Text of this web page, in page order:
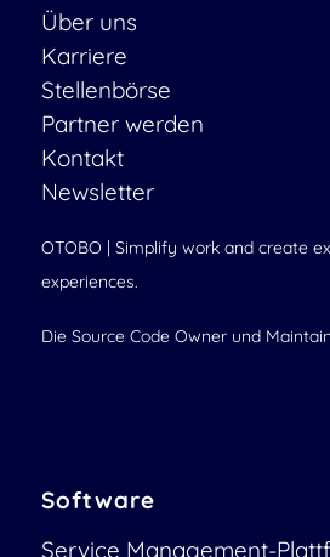
Über uns
Karriere
Stellenbörse
Partner werden
Kontakt
Newsletter
OTOBO | Simplify work and create
experiences.
Die Source Code Owner und
Software
Service Management-